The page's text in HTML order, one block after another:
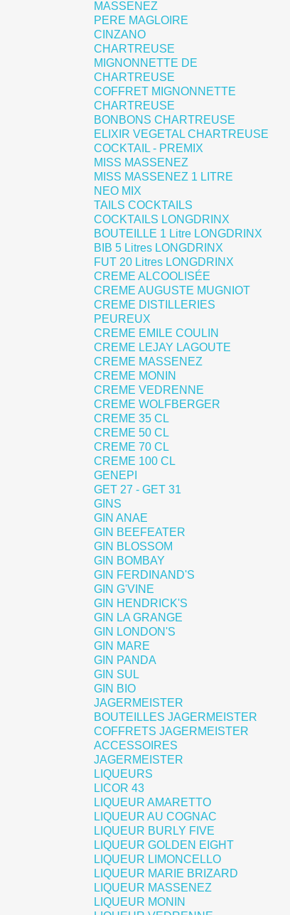
MASSENEZ
PERE MAGLOIRE
CINZANO
CHARTREUSE
MIGNONNETTE DE
CHARTREUSE
COFFRET MIGNONNETTE
CHARTREUSE
BONBONS CHARTREUSE
ELIXIR VEGETAL CHARTREUSE
COCKTAIL - PREMIX
MISS MASSENEZ
MISS MASSENEZ 1 LITRE
NEO MIX
TAILS COCKTAILS
COCKTAILS LONGDRINX
BOUTEILLE 1 Litre LONGDRINX
BIB 5 Litres LONGDRINX
FUT 20 Litres LONGDRINX
CREME ALCOOLISÉE
CREME AUGUSTE MUGNIOT
CREME DISTILLERIES
PEUREUX
CREME EMILE COULIN
CREME LEJAY LAGOUTE
CREME MASSENEZ
CREME MONIN
CREME VEDRENNE
CREME WOLFBERGER
CREME 35 CL
CREME 50 CL
CREME 70 CL
CREME 100 CL
GENEPI
GET 27 - GET 31
GINS
GIN ANAE
GIN BEEFEATER
GIN BLOSSOM
GIN BOMBAY
GIN FERDINAND'S
GIN G'VINE
GIN HENDRICK'S
GIN LA GRANGE
GIN LONDON'S
GIN MARE
GIN PANDA
GIN SUL
GIN BIO
JAGERMEISTER
BOUTEILLES JAGERMEISTER
COFFRETS JAGERMEISTER
ACCESSOIRES
JAGERMEISTER
LIQUEURS
LICOR 43
LIQUEUR AMARETTO
LIQUEUR AU COGNAC
LIQUEUR BURLY FIVE
LIQUEUR GOLDEN EIGHT
LIQUEUR LIMONCELLO
LIQUEUR MARIE BRIZARD
LIQUEUR MASSENEZ
LIQUEUR MONIN